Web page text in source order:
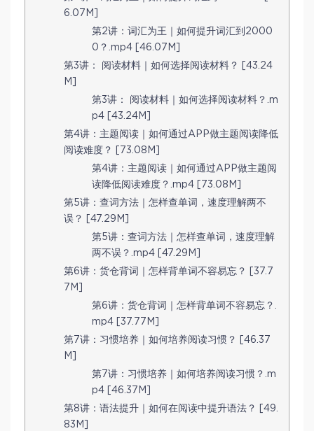
6.07M]
第2讲：词汇为王｜如何提升词汇到2000
0？.mp4 [46.07M]
第3讲： 阅读材料｜如何选择阅读材料？ [43.24
M]
第3讲： 阅读材料｜如何选择阅读材料？.m
p4 [43.24M]
第4讲：主题阅读｜如何通过APP做主题阅读降低
阅读难度？ [73.08M]
第4讲：主题阅读｜如何通过APP做主题阅
读降低阅读难度？.mp4 [73.08M]
第5讲：查词方法｜怎样查单词，速度理解两不
误？ [47.29M]
第5讲：查词方法｜怎样查单词，速度理解
两不误？.mp4 [47.29M]
第6讲：货仓背词｜怎样背单词不容易忘？ [37.7
7M]
第6讲：货仓背词｜怎样背单词不容易忘？.
mp4 [37.77M]
第7讲：习惯培养｜如何培养阅读习惯？ [46.37
M]
第7讲：习惯培养｜如何培养阅读习惯？.m
p4 [46.37M]
第8讲：语法提升｜如何在阅读中提升语法？ [49.
83M]